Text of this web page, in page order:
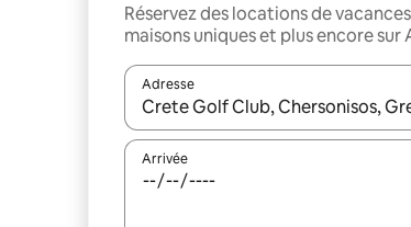
Réservez des locations de
maisons uniques et plus encore sur
Adresse
Lorsque les résultats s'affichent,
Arrivée